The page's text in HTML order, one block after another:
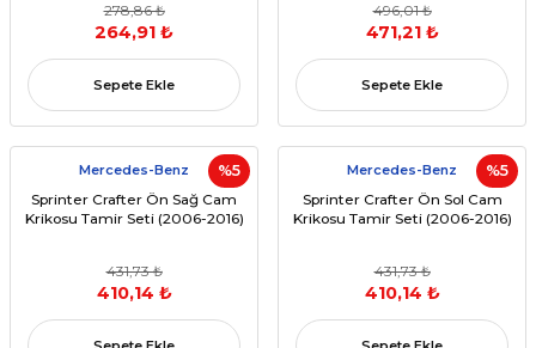
278,86 ₺
264,91 ₺
Sepete Ekle
496,01 ₺
471,21 ₺
Sepete Ekle
%5
Mercedes-Benz
Sprinter Crafter Ön Sağ Cam
Krikosu Tamir Seti (2006-2016)
431,73 ₺
410,14 ₺
%5
Mercedes-Benz
Sprinter Crafter Ön Sol Cam
Krikosu Tamir Seti (2006-2016)
431,73 ₺
410,14 ₺